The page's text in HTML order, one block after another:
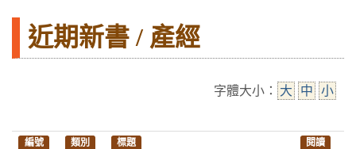
近期新書 / 產經
字體大小： 大 中 小
編號 類別 標題 閱讀